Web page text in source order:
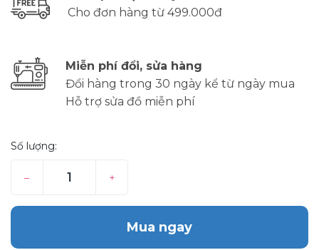
Cho đơn hàng từ 499.000đ
Miễn phí đổi, sửa hàng
Đổi hàng trong 30 ngày kể từ ngày mua
Hỗ trợ sửa đồ miễn phí
Số lượng:
– +
Mua ngay